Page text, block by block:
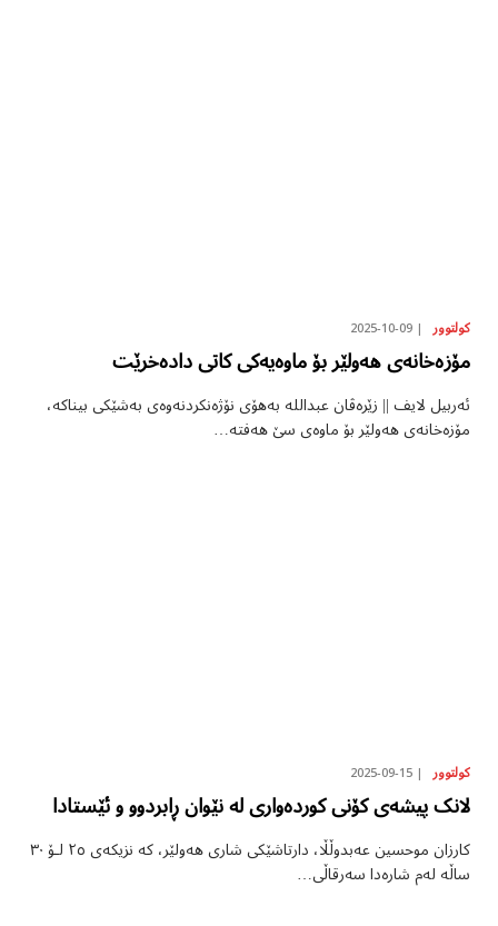
کولتوور 2025-10-09
مۆزەخانەی هەولێر بۆ ماوەیەکی کاتی دادەخرێت
ئەربیل لایف || زێرەڤان عبداللە بەهۆی نۆژەنکردنەوەی بەشێکی بیناکە،
مۆزەخانەی هەولێر بۆ ماوەی سێ هەفتە…
کولتوور 2025-09-15
لانک پیشه‌ی كۆنی كوردەواری له‌ نێوان ڕابردوو و ئێستادا
کارزان موحسین عەبدوڵڵا، دارتاشێکی شاری هەولێر، کە نزیکەی ٢٥ لۆ ٣٠
ساڵە لەم شارەدا سەرقاڵی…